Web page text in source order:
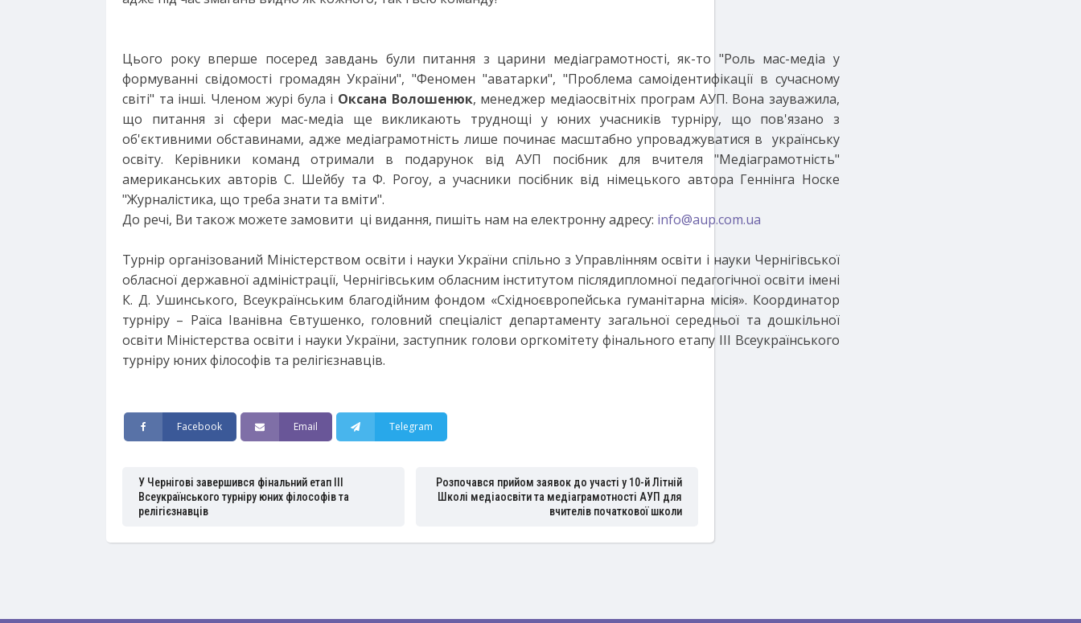
Цього року вперше посеред завдань були питання з царини медіаграмотності, як-то "Роль мас-медіа у
формуванні свідомості громадян України", "Феномен "аватарки", "Проблема самоідентифікації в сучасному
світі" та інші. Членом журі була і Оксана Волошенюк, менеджер медіаосвітніх програм АУП. Вона зауважила,
що питання зі сфери мас-медіа ще викликають труднощі у юних учасників турніру, що пов'язано з
об'єктивними обставинами, адже медіаграмотність лише починає масштабно упроваджуватися в українську
освіту. Керівники команд отримали в подарунок від АУП посібник для вчителя "Медіаграмотність"
американських авторів С. Шейбу та Ф. Рогоу, а учасники посібник від німецького автора Геннінга Носке
"Журналістика, що треба знати та вміти".
До речі, Ви також можете замовити ці видання, пишіть нам на електронну адресу: info@aup.com.ua
Турнір організований Міністерством освіти і науки України спільно з Управлінням освіти і науки Чернігівської
обласної державної адміністрації, Чернігівським обласним інститутом післядипломної педагогічної освіти імені
К. Д. Ушинського, Всеукраїнським благодійним фондом «Східноєвропейська гуманітарна місія». Координатор
турніру – Раїса Іванівна Євтушенко, головний спеціаліст департаменту загальної середньої та дошкільної
освіти Міністерства освіти і науки України, заступник голови оргкомітету фінального етапу ІІІ Всеукраїнського
турніру юних філософів та релігієзнавців.
Facebook Email Telegram
У Чернігові завершився фінальний етап ІІІ
Всеукраїнського турніру юних філософів та
релігієзнавців
Розпочався прийом заявок до участі у 10-й Літній
Школі медіаосвіти та медіаграмотності АУП для
вчителів початкової школи